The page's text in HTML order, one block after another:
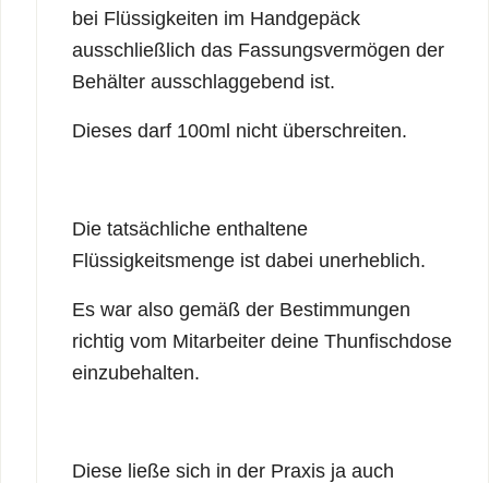
bei Flüssigkeiten im Handgepäck
ausschließlich das Fassungsvermögen der
Behälter ausschlaggebend ist.
Dieses darf 100ml nicht überschreiten.
Die tatsächliche enthaltene
Flüssigkeitsmenge ist dabei unerheblich.
Es war also gemäß der Bestimmungen
richtig vom Mitarbeiter deine Thunfischdose
einzubehalten.
Diese ließe sich in der Praxis ja auch